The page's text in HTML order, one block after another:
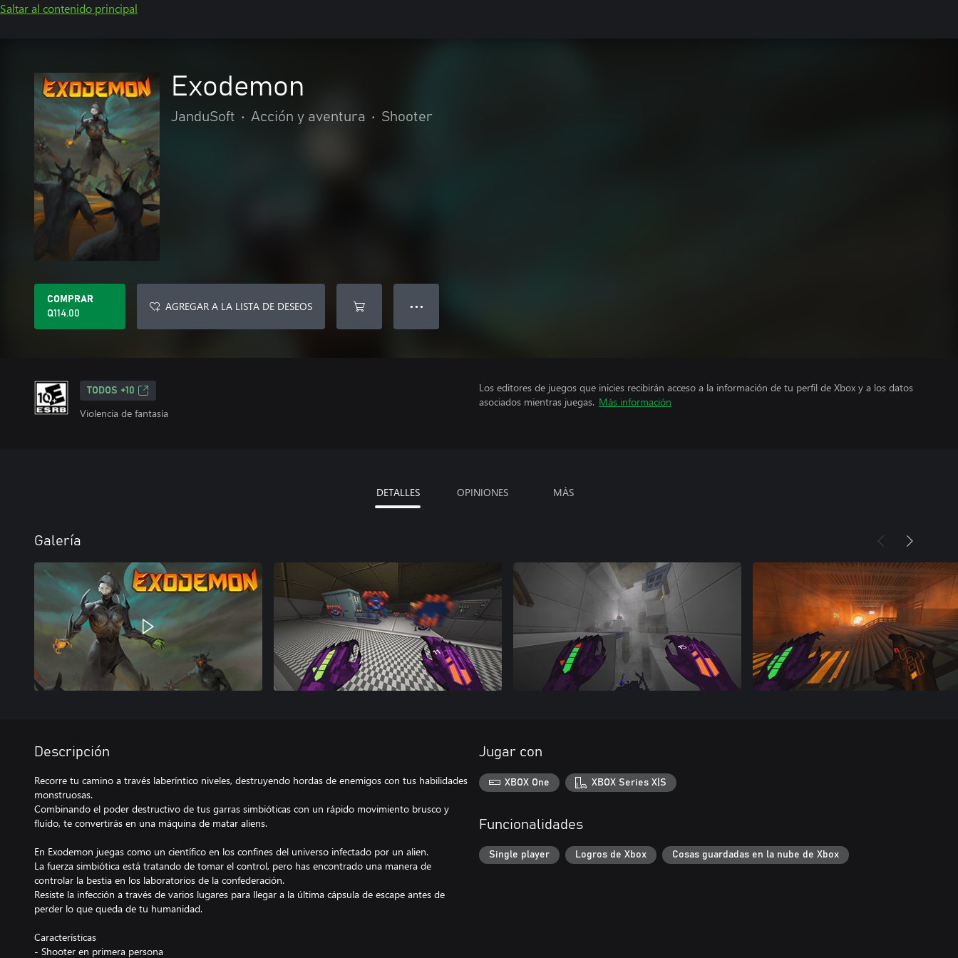
Saltar al contenido principal
Exodemon
JanduSoft • Acción y aventura • Shooter
COMPRAR
Q114.00
AGREGAR A LA LISTA DE DESEOS ● ● ●
TODOS +10
Violencia de fantasía
Los editores de juegos que inicies recibirán acceso a la información de tu perfil de Xbox y a los datos
asociados mientras juegas. Más información
DETALLES OPINIONES MÁS
Galería
Descripción
Recorre tu camino a través laberíntico niveles, destruyendo hordas de enemigos con tus habilidades
monstruosas.
Combinando el poder destructivo de tus garras simbióticas con un rápido movimiento brusco y
fluído, te convertirás en una máquina de matar aliens.
En Exodemon juegas como un científico en los confines del universo infectado por un alien.
La fuerza simbiótica está tratando de tomar el control, pero has encontrado una manera de
controlar la bestia en los laboratorios de la confederación.
Resiste la infección a través de varios lugares para llegar a la última cápsula de escape antes de
perder lo que queda de tu humanidad.
Características
- Shooter en primera persona
Jugar con
XBOX One XBOX Series X|S
Funcionalidades
Single player Logros de Xbox Cosas guardadas en la nube de Xbox